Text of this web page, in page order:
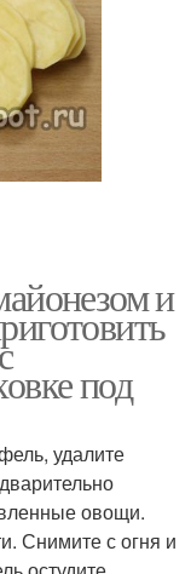
и
под
удалите
овощи.
Снимите с огня и